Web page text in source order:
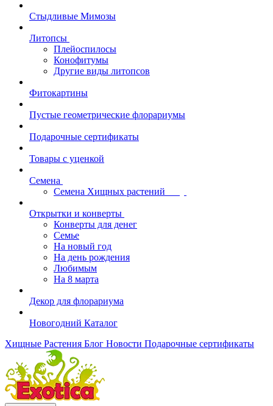
Стыдливые Мимозы
Литопсы
Плейоспилосы
Конофитумы
Другие виды литопсов
Фитокартины
Пустые геометрические флорариумы
Подарочные сертификаты
Товары с уценкой
Семена
Семена Хищных растений
Открытки и конверты
Конверты для денег
Семье
На новый год
На день рождения
Любимым
На 8 марта
Декор для флорариума
Новогодний Каталог
Хищные Растения Блог Новости Подарочные сертификаты